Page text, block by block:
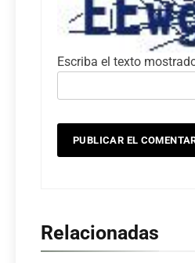
Escriba el texto
Relacionadas